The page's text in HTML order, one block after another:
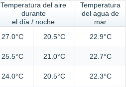
Temperatura del aire
durante
el día / noche
Temperatura
del agua de
mar
27.0°C 20.5°C 22.9°C
25.5°C 21.0°C 22.7°C
24.0°C 20.5°C 22.3°C